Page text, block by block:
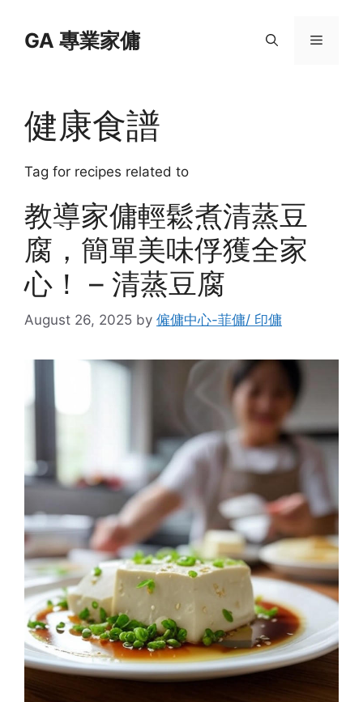
contentGA 專業家傭 Menu
健康食譜
Tag for recipes related to
教導家傭輕鬆煮清蒸豆
腐，簡單美味俘獲全家
心！ – 清蒸豆腐
August 26, 2025 by 僱傭中心-菲傭/ 印傭